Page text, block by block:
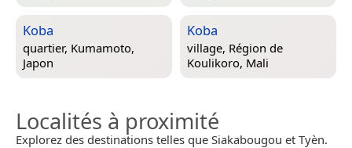
Koba
quartier, Kumamoto,
Japon
Koba
village, Région de
Koulikoro, Mali
Localités à proximité
Explorez des destinations telles que Siakabougou et Tyèn.